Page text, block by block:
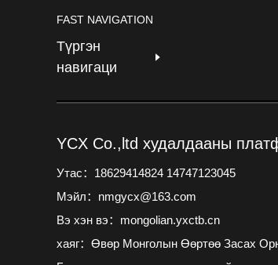
FAST NAVIGATION
Түргэн
навигаци
YCX Co.,ltd худалдааны
Утас：18629414824 14747123045
Мэйл：nmgycx@163.com
Вэ хэн вэ：mongolian.yxctb.cn
хаяг：Өвөр Монголын Өөртөө Засах